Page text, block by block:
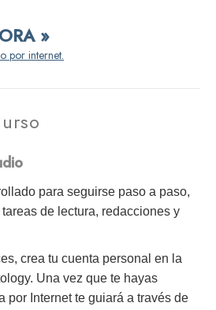
»
por internet.
para seguirse paso a paso,
de lectura, redacciones y
crea tu cuenta personal en la
Una vez que te hayas
por Internet te guiará a través de